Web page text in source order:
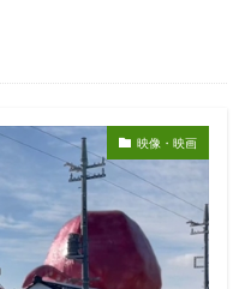
映像・映画